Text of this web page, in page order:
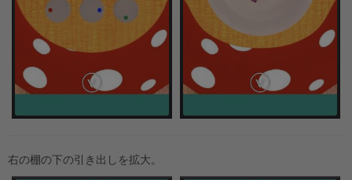
右の棚の下の引き出しを拡大。